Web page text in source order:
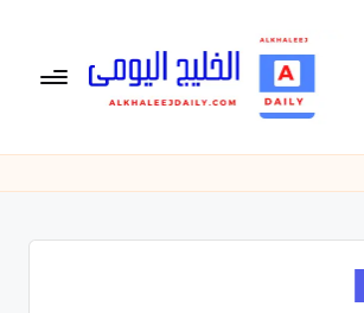
خ
متابعة